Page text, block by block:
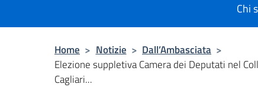
Chi
Home > Notizie > Dall’Ambasciata >
Elezione suppletiva Camera dei Deputati nel
Cagliari...